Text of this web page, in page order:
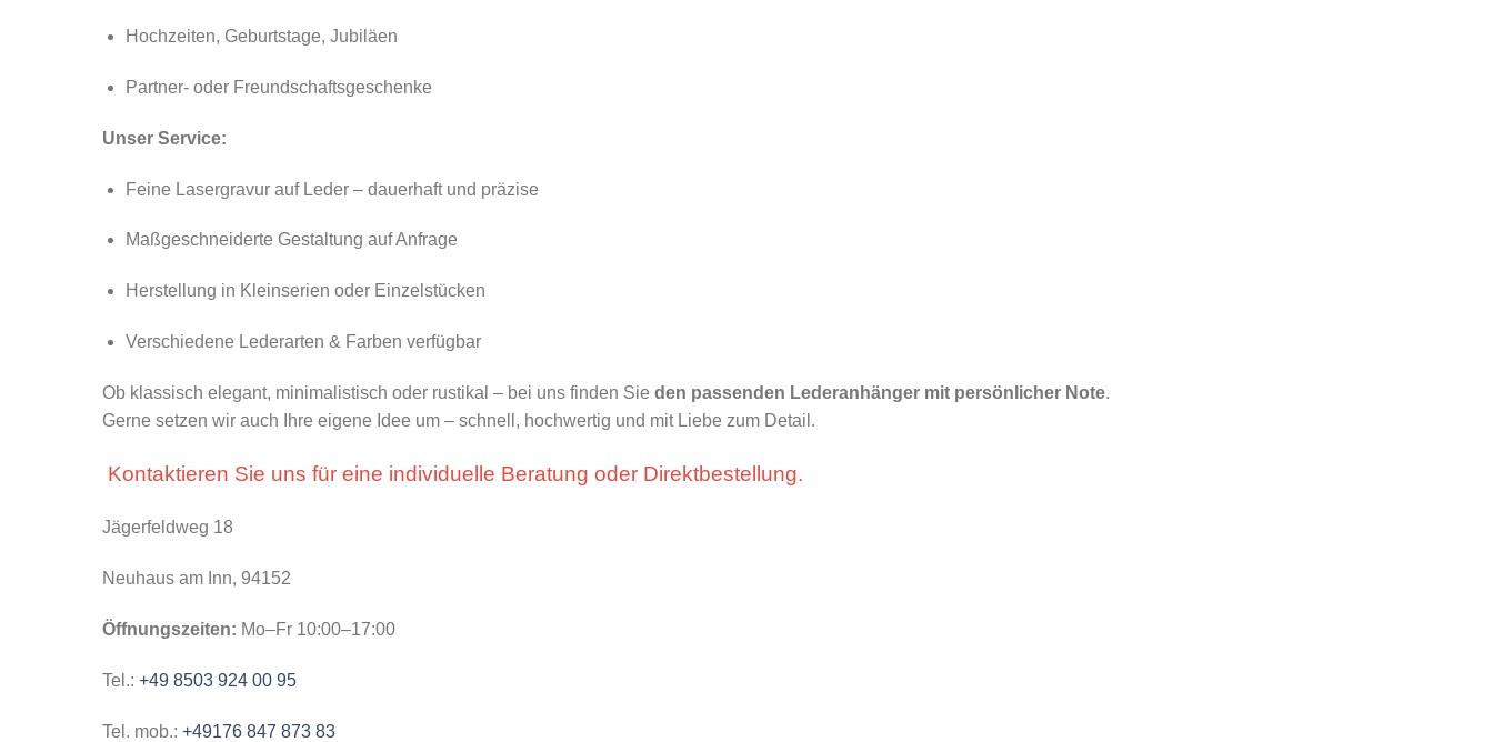
Hochzeiten, Geburtstage, Jubiläen
Partner- oder Freundschaftsgeschenke
Unser Service:
Feine Lasergravur auf Leder – dauerhaft und präzise
Maßgeschneiderte Gestaltung auf Anfrage
Herstellung in Kleinserien oder Einzelstücken
Verschiedene Lederarten & Farben verfügbar
Ob klassisch elegant, minimalistisch oder rustikal – bei uns finden Sie den passenden Lederanhänger mit persönlicher Note.
Gerne setzen wir auch Ihre eigene Idee um – schnell, hochwertig und mit Liebe zum Detail.
Kontaktieren Sie uns für eine individuelle Beratung oder Direktbestellung.
Jägerfeldweg 18
Neuhaus am Inn, 94152
Öffnungszeiten: Mo–Fr 10:00–17:00
Tel.: +49 8503 924 00 95
Tel. mob.: +49176 847 873 83